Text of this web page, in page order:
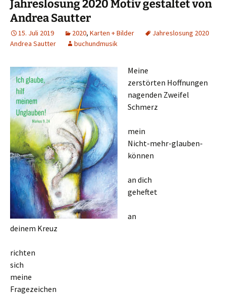
Jahreslosung 2020 Motiv gestaltet von
Andrea Sautter
15. Juli 2019 2020, Karten + Bilder
Jahreslosung 2020
Andrea Sautter
buchundmusik
Meine
zerstörten Hoffnungen
nagenden Zweifel
Schmerz
mein
Nicht-mehr-glauben-
können
an dich
geheftet
an
deinem Kreuz
richten
sich
meine
Fragezeichen